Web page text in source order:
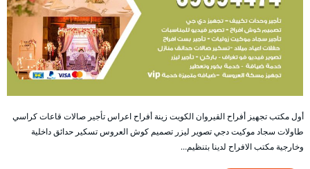
أول مكتب تجهيز أفراح القيروان الكويت زينة أفراح اعراس تأجير صالات قاعات كراسي
طاولات سجاد موكيت دجي تصوير ليزر تصميم كوش العروس تسكير حدائق داخلية
وخارجية مكتب الافراح لدينا بتنظيم…